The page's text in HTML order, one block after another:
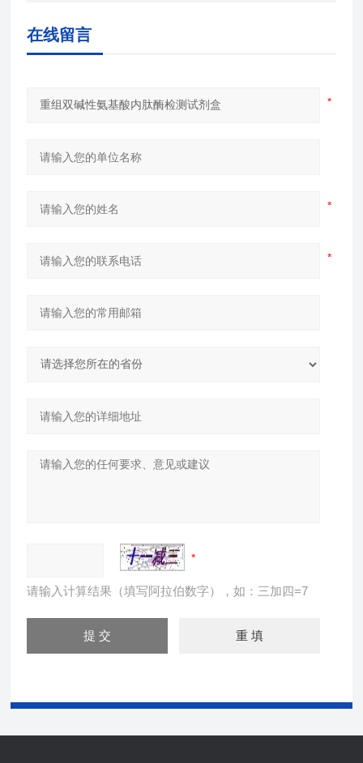
在线留言
请输入计算结果（填写阿拉伯数字），如：三加四=7